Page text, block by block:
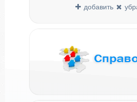
добавить